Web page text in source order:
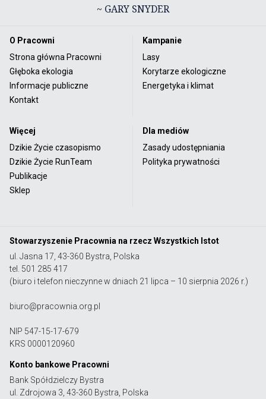
~ GARY SNYDER
O Pracowni
Strona główna Pracowni
Głęboka ekologia
Informacje publiczne
Kontakt
Kampanie
Lasy
Korytarze ekologiczne
Energetyka i klimat
Więcej
Dzikie Życie czasopismo
Dzikie Życie RunTeam
Publikacje
Sklep
Dla mediów
Zasady udostępniania
Polityka prywatności
Stowarzyszenie Pracownia na rzecz Wszystkich Istot
ul. Jasna 17, 43-360 Bystra, Polska
tel. 501 285 417
(biuro i telefon nieczynne w dniach 21 lipca – 10 sierpnia 2026 r.)
biuro@pracownia.org.pl
NIP 547-15-17-679
KRS 0000120960
Konto bankowe Pracowni
Bank Spółdzielczy Bystra
ul. Zdrojowa 3, 43-360 Bystra, Polska